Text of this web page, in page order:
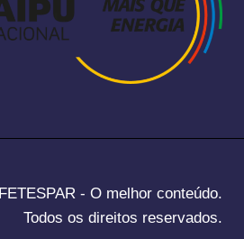
- O melhor conteúdo.
Todos os direitos reservados.